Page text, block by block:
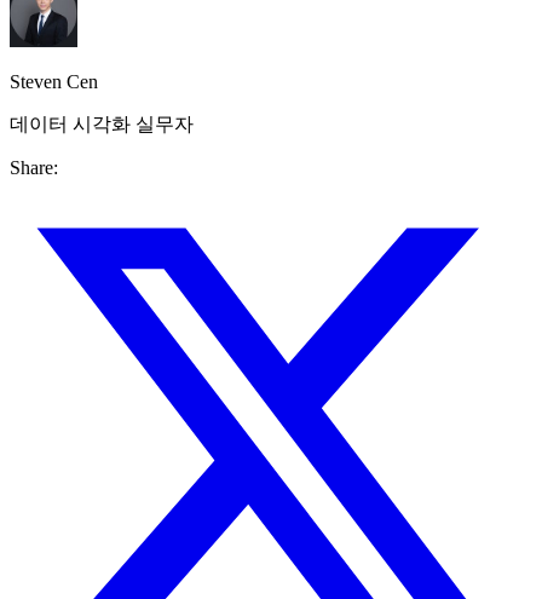
Steven Cen
데이터 시각화 실무자
Share: